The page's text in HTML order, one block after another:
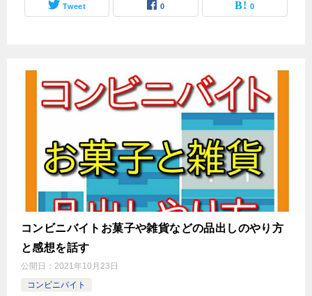
Tweet 0 0
コンビニバイトお菓子や雑貨などの品出しのやり方
と感想を話す
公開日： 2021年10月23日
コンビニバイト